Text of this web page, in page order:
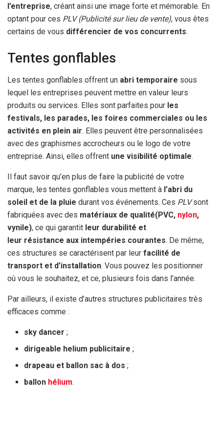
l’entreprise, créant ainsi une image forte et mémorable. En
optant pour ces PLV (Publicité sur lieu de vente), vous êtes
certains de vous différencier de vos concurrents.
Tentes gonflables
Les tentes gonflables offrent un abri temporaire sous
lequel les entreprises peuvent mettre en valeur leurs
produits ou services. Elles sont parfaites pour les
festivals, les parades, les foires commerciales ou les
activités en plein air. Elles peuvent être personnalisées
avec des graphismes accrocheurs ou le logo de votre
entreprise. Ainsi, elles offrent une visibilité optimale.
Il faut savoir qu’en plus de faire la publicité de votre
marque, les tentes gonflables vous mettent à l’abri du
soleil et de la pluie durant vos événements. Ces PLVsont
fabriquées avec des matériaux de qualité(PVC, nylon,
vynile), ce qui garantit leur durabilité et
leur résistance aux intempéries courantes. De même,
ces structures se caractérisent par leur facilité de
transport et d’installation. Vous pouvez les positionner
où vous le souhaitez, et ce, plusieurs fois dans l’année.
Par ailleurs, il existe d’autres structures publicitaires très
efficaces comme :
sky dancer ;
dirigeable helium publicitaire ;
drapeau et ballon sac à dos ;
ballon hélium.